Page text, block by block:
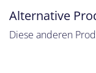
Alternative
Diese anderen